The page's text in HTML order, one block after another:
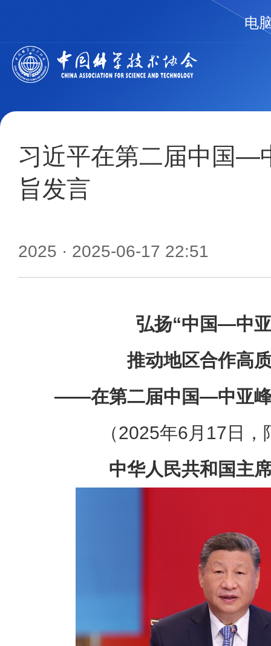
电
习近平在第二届中国—
旨发言
2025 · 2025-06-17 22:51
弘扬“中国—中
推动地区合作高
——在第二届中国—中亚峰
（2025年6月17日
中华人民共和国主